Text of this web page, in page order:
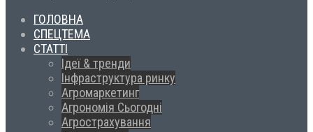
ГОЛОВНА
СПЕЦТЕМА
СТАТТІ
Ідеї & тренди
Інфраструктура ринку
Агромаркетинг
Агрономія Сьогодні
Агрострахування